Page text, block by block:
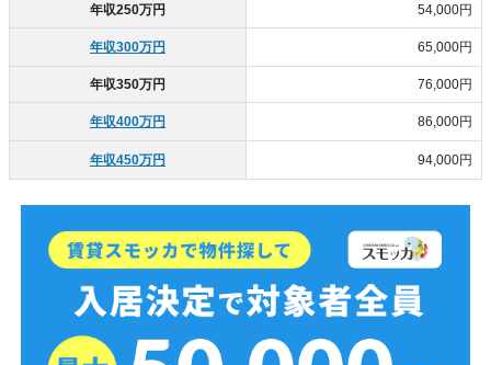
年収250万円 54,000円
年収300万円 65,000円
年収350万円 76,000円
年収400万円 86,000円
年収450万円 94,000円